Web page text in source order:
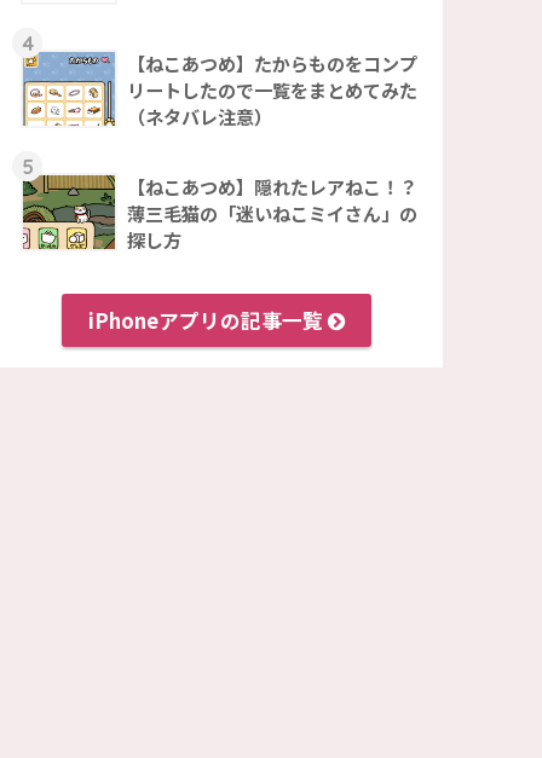
4
【ねこあつめ】たからものをコンプ
リートしたので一覧をまとめてみた
（ネタバレ注意）
5
【ねこあつめ】隠れたレアねこ！？
薄三毛猫の「迷いねこミイさん」の
探し方
iPhoneアプリの記事一覧